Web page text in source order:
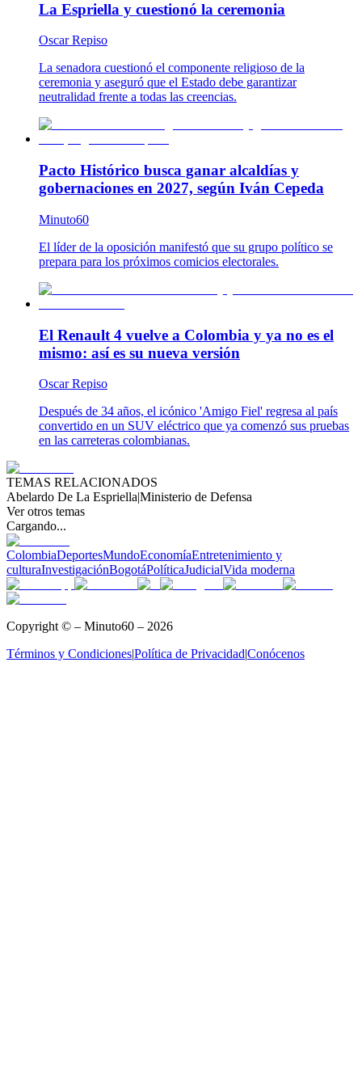
La Espriella y cuestionó la ceremonia
Oscar Repiso
La senadora cuestionó el componente religioso de la
ceremonia y aseguró que el Estado debe garantizar
neutralidad frente a todas las creencias.
Pacto Histórico busca ganar alcaldías y
gobernaciones en 2027, según Iván Cepeda
Minuto60
El líder de la oposición manifestó que su grupo político se
prepara para los próximos comicios electorales.
El Renault 4 vuelve a Colombia y ya no es el
mismo: así es su nueva versión
Oscar Repiso
Después de 34 años, el icónico 'Amigo Fiel' regresa al país
convertido en un SUV eléctrico que ya comenzó sus pruebas
en las carreteras colombianas.
TEMAS RELACIONADOS
Abelardo De La Espriella|Ministerio de Defensa
Ver otros temas
Cargando...
ColombiaDeportesMundoEconomíaEntretenimiento y
culturaInvestigaciónBogotáPolíticaJudicialVida moderna
Copyright © – Minuto60 – 2026
Términos y Condiciones|Política de Privacidad|Conócenos